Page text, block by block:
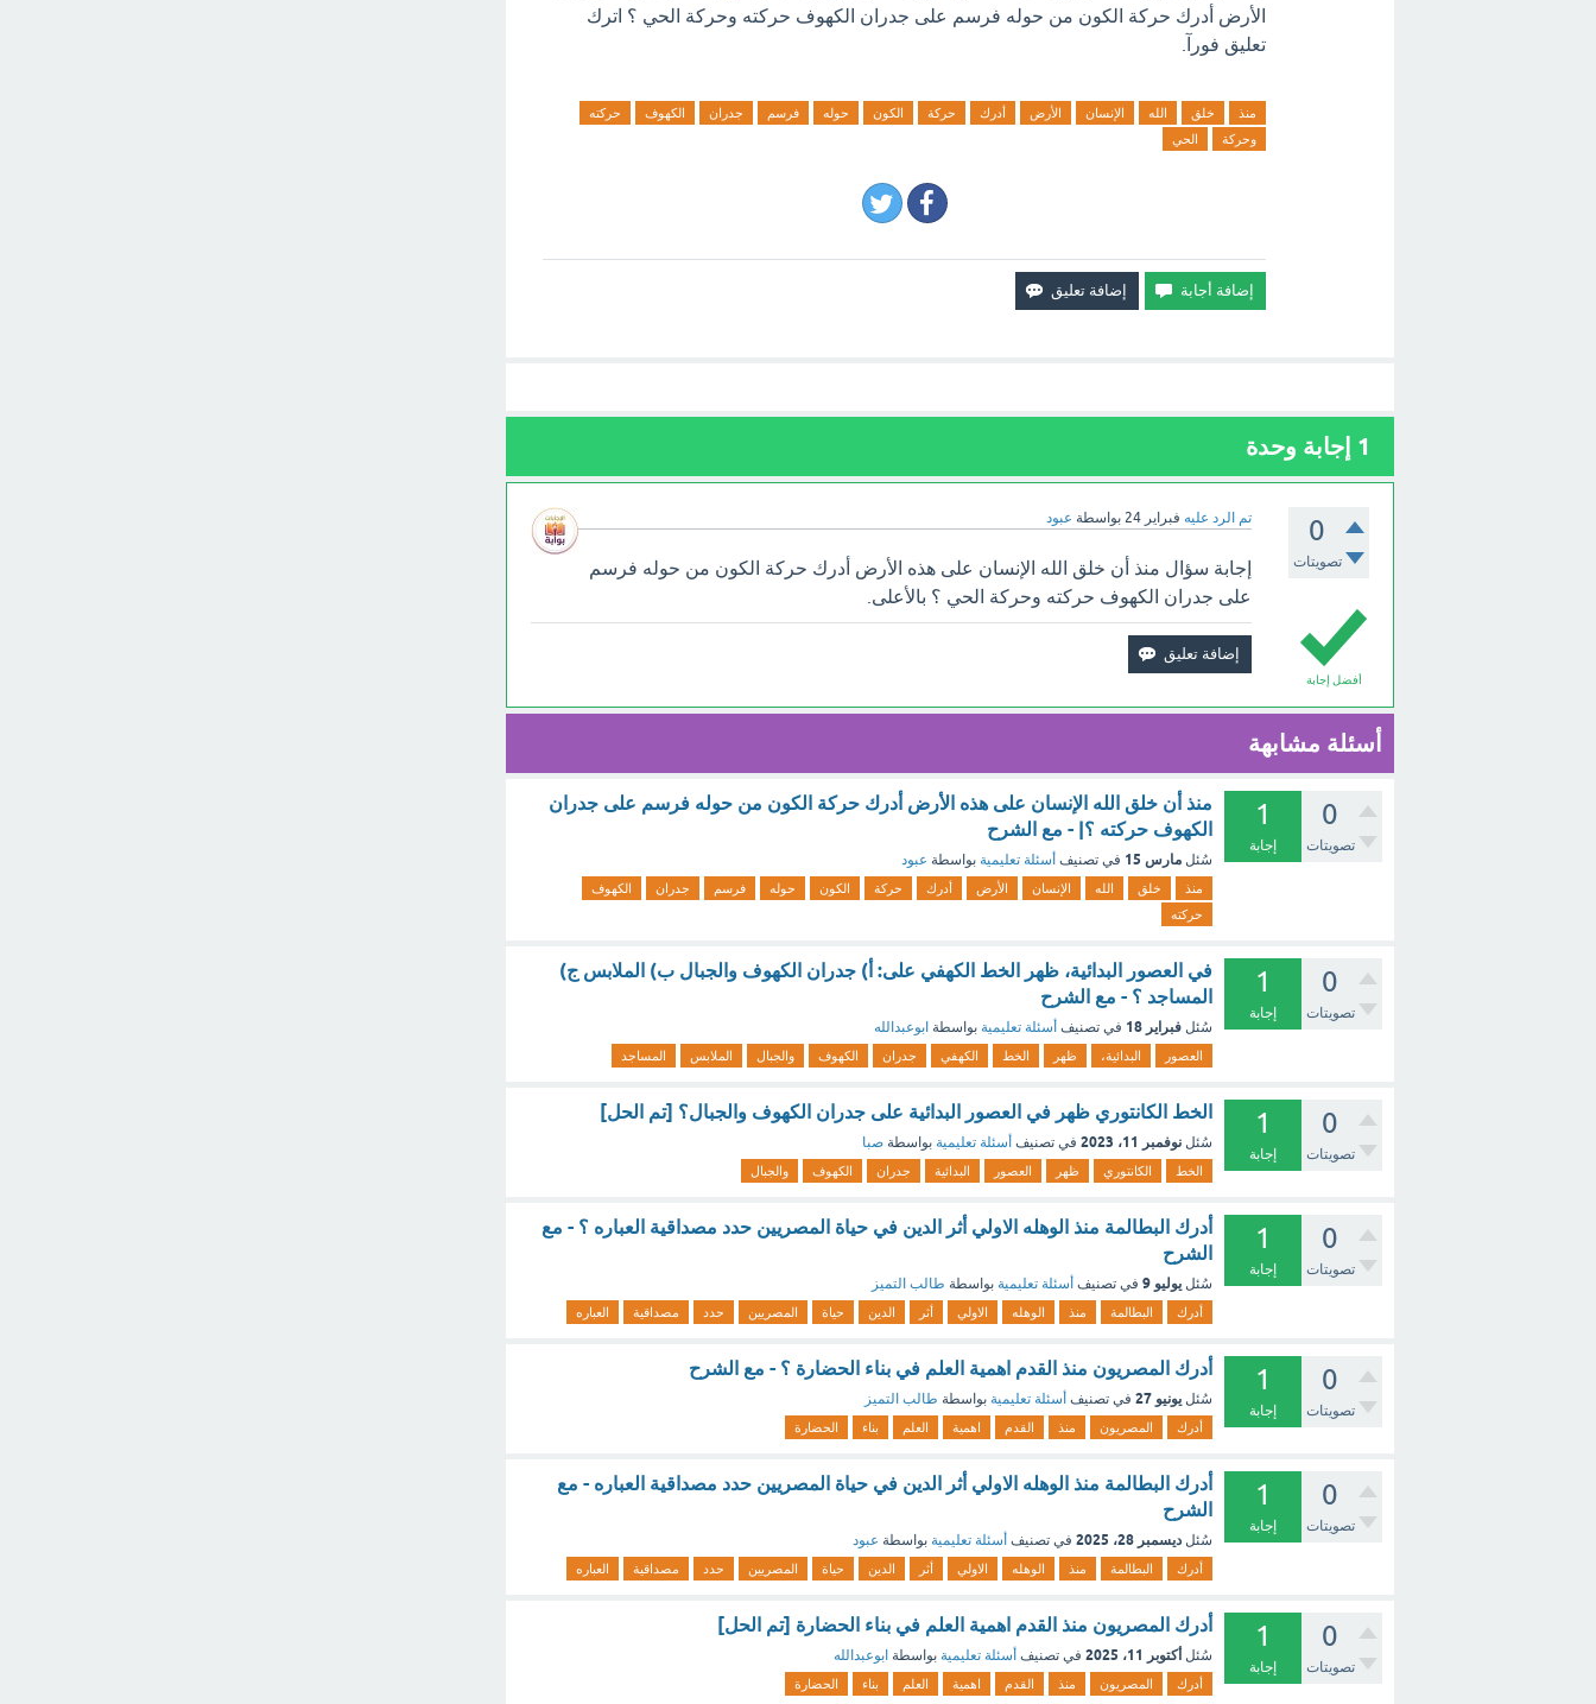
الأرض أدرك حركة الكون من حوله فرسم على جدران الكهوف حركته وحركة الحي ؟ اترك
تعليق فورآ.
منذ خلق الله الإنسان الأرض أدرك حركة الكون حوله فرسم جدران الكهوف
حركته
وحركة
الحي
1 إجابة وحدة
0
تصويتات
تم الرد عليه فبراير 24 بواسطة عبود
أفضل إجابة
إجابة سؤال منذ أن خلق الله الإنسان على هذه الأرض أدرك حركة الكون من حوله فرسم
على جدران الكهوف حركته وحركة الحي ؟ بالأعلى.
أسئلة مشابهة
0
تصويتات
1
إجابة
منذ أن خلق الله الإنسان على هذه الأرض أدرك حركة الكون من حوله فرسم على جدران
الكهوف حركته ؟| - مع الشرح
سُئل مارس 15 في تصنيف أسئلة تعليمية بواسطة عبود
منذ خلق الله الإنسان الأرض أدرك حركة الكون حوله فرسم جدران
الكهوف
حركته
0
تصويتات
1
إجابة
في العصور البدائية، ظهر الخط الكهفي على: أ) جدران الكهوف والجبال ب) الملابس ج)
المساجد ؟ - مع الشرح
سُئل فبراير 18 في تصنيف أسئلة تعليمية بواسطة ابوعبدالله
العصور البدائية، ظهر الخط الكهفي جدران الكهوف والجبال الملابس المساجد
0
تصويتات
1
إجابة
الخط الكانتوري ظهر في العصور البدائية على جدران الكهوف والجبال؟ [تم الحل]
سُئل نوفمبر 11، 2023 في تصنيف أسئلة تعليمية بواسطة صبا
الخط الكانتوري ظهر العصور البدائية جدران الكهوف والجبال
0
تصويتات
1
إجابة
أدرك البطالمة منذ الوهله الاولي أثر الدين في حياة المصريين حدد مصداقية العباره ؟ - مع
الشرح
سُئل يوليو 9 في تصنيف أسئلة تعليمية بواسطة طالب التميز
أدرك البطالمة منذ الوهله الاولي أثر الدين حياة المصريين حدد مصداقية العباره
0
تصويتات
1
إجابة
أدرك المصريون منذ القدم اهمية العلم في بناء الحضارة ؟ - مع الشرح
سُئل يونيو 27 في تصنيف أسئلة تعليمية بواسطة طالب التميز
أدرك المصريون منذ القدم اهمية العلم بناء الحضارة
0
تصويتات
1
إجابة
أدرك البطالمة منذ الوهله الاولي أثر الدين في حياة المصريين حدد مصداقية العباره - مع
الشرح
سُئل ديسمبر 28، 2025 في تصنيف أسئلة تعليمية بواسطة عبود
أدرك البطالمة منذ الوهله الاولي أثر الدين حياة المصريين حدد مصداقية العباره
0
تصويتات
1
إجابة
أدرك المصريون منذ القدم اهمية العلم في بناء الحضارة [تم الحل]
سُئل أكتوبر 11، 2025 في تصنيف أسئلة تعليمية بواسطة ابوعبدالله
أدرك المصريون منذ القدم اهمية العلم بناء الحضارة